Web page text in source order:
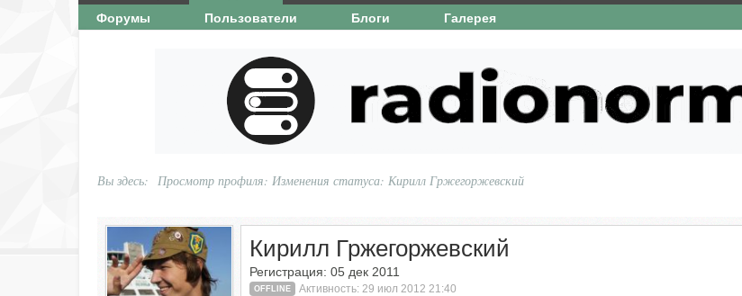
Форумы Пользователи Блоги Галерея
Вы здесь: Просмотр профиля: Изменения статуса: Кирилл Гржегоржевский
Кирилл Гржегоржевский
Регистрация: 05 дек 2011
OFFLINE Активность: 29 июл 2012 21:40